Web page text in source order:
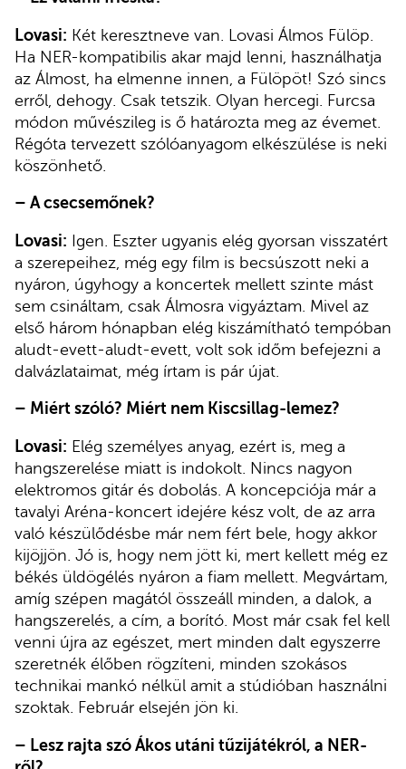
Lovasi: Két keresztneve van. Lovasi Álmos Fülöp.
Ha NER-kompatibilis akar majd lenni, használhatja
az Álmost, ha elmenne innen, a Fülöpöt! Szó sincs
erről, dehogy. Csak tetszik. Olyan hercegi. Furcsa
módon művészileg is ő határozta meg az évemet.
Régóta tervezett szólóanyagom elkészülése is neki
köszönhető.
– A csecsemőnek?
Lovasi: Igen. Eszter ugyanis elég gyorsan visszatért
a szerepeihez, még egy film is becsúszott neki a
nyáron, úgyhogy a koncertek mellett szinte mást
sem csináltam, csak Álmosra vigyáztam. Mivel az
első három hónapban elég kiszámítható tempóban
aludt-evett-aludt-evett, volt sok időm befejezni a
dalvázlataimat, még írtam is pár újat.
– Miért szóló? Miért nem Kiscsillag-lemez?
Lovasi: Elég személyes anyag, ezért is, meg a
hangszerelése miatt is indokolt. Nincs nagyon
elektromos gitár és dobolás. A koncepciója már a
tavalyi Aréna-koncert idejére kész volt, de az arra
való készülődésbe már nem fért bele, hogy akkor
kijöjjön. Jó is, hogy nem jött ki, mert kellett még ez
békés üldögélés nyáron a fiam mellett. Megvártam,
amíg szépen magától összeáll minden, a dalok, a
hangszerelés, a cím, a borító. Most már csak fel kell
venni újra az egészet, mert minden dalt egyszerre
szeretnék élőben rögzíteni, minden szokásos
technikai mankó nélkül amit a stúdióban használni
szoktak. Február elsején jön ki.
– Lesz rajta szó Ákos utáni tűzijátékról, a NER-